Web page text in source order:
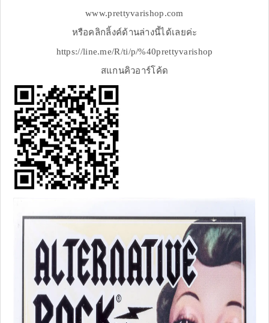
www.prettyvarishop.com
หรือคลิกลิ้งค์ด้านล่างนี้ได้เลยค่ะ
https://line.me/R/ti/p/%40prettyvarishop
สแกนคิวอาร์โค้ด